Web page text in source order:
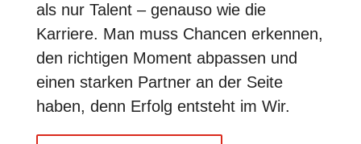
als nur Talent – genauso wie die
Karriere. Man muss Chancen erkennen,
den richtigen Moment abpassen und
einen starken Partner an der Seite
haben, denn Erfolg entsteht im Wir.